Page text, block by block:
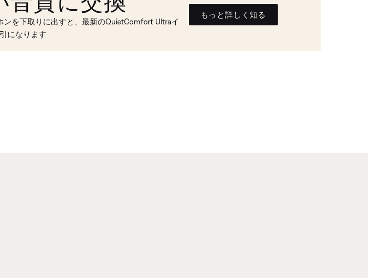
ンを下取りに出すと、最新のQuietComfort Ultraイ
になります
もっと詳しく知る